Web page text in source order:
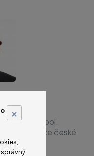
TOVEK spol.
Intelligence české
×